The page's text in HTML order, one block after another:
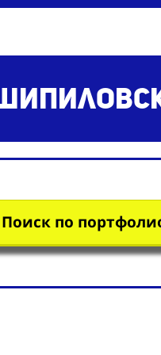
Поиск по